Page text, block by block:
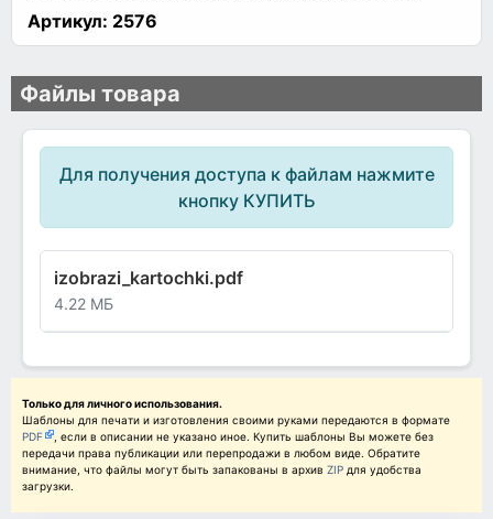
Артикул: 2576
Файлы товара
Для получения доступа к файлам нажмите
кнопку КУПИТЬ
izobrazi_kartochki.pdf
4.22 МБ
Только для личного использования.
Шаблоны для печати и изготовления своими руками передаются в формате
PDF
, если в описании не указано иное. Купить шаблоны Вы можете без
передачи права публикации или перепродажи в любом виде. Обратите
внимание, что файлы могут быть запакованы в архив ZIP для удобства
загрузки.